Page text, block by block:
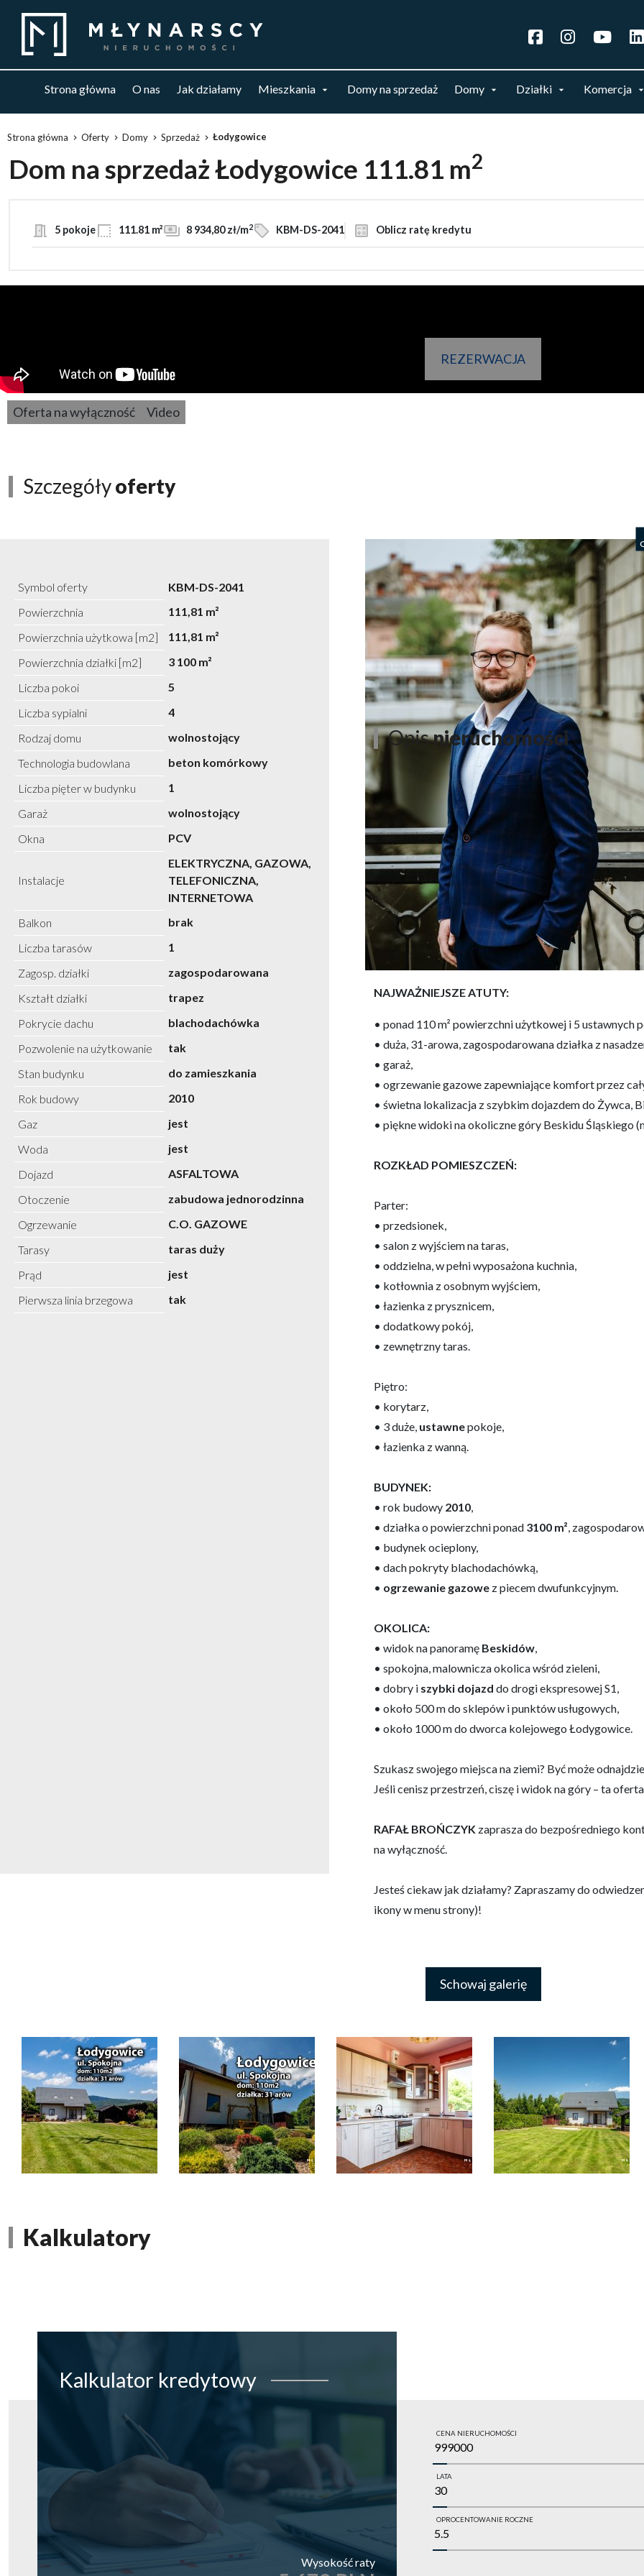
Strona główna O nas Jak działamy Mieszkania Domy na sprzedaż Domy Działki Komercja
Strona główna Oferty Domy Sprzedaż Łodygowice
Dom na sprzedaż Łodygowice 111.81 m2
5 pokoje 111.81 m² 8 934,80 zł/m2 KBM-DS-2041 Oblicz ratę kredytu
Oferta na wyłączność Video
REZERWACJA
Szczegółyoferty
Symbol oferty
KBM-DS-2041
Powierzchnia
111,81 m²
Powierzchnia użytkowa [m2]
111,81 m²
Powierzchnia działki [m2]
3 100 m²
Liczba pokoi
5
Liczba sypialni
4
Rodzaj domu
wolnostojący
Technologia budowlana
beton komórkowy
Liczba pięter w budynku
1
Garaż
wolnostojący
Okna
PCV
Instalacje
ELEKTRYCZNA, GAZOWA,
TELEFONICZNA,
INTERNETOWA
Balkon
brak
Liczba tarasów
1
Zagosp. działki
zagospodarowana
Kształt działki
trapez
Pokrycie dachu
blachodachówka
Pozwolenie na użytkowanie
tak
Stan budynku
do zamieszkania
Rok budowy
2010
Gaz
jest
Woda
jest
Dojazd
ASFALTOWA
Otoczenie
zabudowa jednorodzinna
Ogrzewanie
C.O. GAZOWE
Tarasy
taras duży
Prąd
jest
Pierwsza linia brzegowa
tak
Opisnieruchomości
Dom wolnostojący na dużej działce w Łogygowicach.
Nie przegap! W galerii zdjęć dostępny jest film z tej
Szukasz idealnego kompromisu między przestrzenią
właśnie dla Ciebie. Duża, zielona działka daje Ci
zapewnia komfort na co dzień, a piękne widoki na
sprawiają, że to miejsce spełni oczekiwania nawet
otoczeniu natury – tu możesz zacząć nowy rozdział.
NAJWAŻNIEJSZE ATUTY:
• ponad 110 m² powierzchni użytkowej i 5 ustawnych
• duża, 31-arowa, zagospodarowana działka z
• garaż,
• ogrzewanie gazowe zapewniające komfort przez
• świetna lokalizacja z szybkim dojazdem do Żywca,
• piękne widoki na okoliczne góry Beskidu Śląskiego
ROZKŁAD POMIESZCZEŃ:
Parter:
• przedsionek,
• salon z wyjściem na taras,
• oddzielna, w pełni wyposażona kuchnia,
• kotłownia z osobnym wyjściem,
• łazienka z prysznicem,
• dodatkowy pokój,
• zewnętrzny taras.
Piętro:
• korytarz,
• 3 duże, ustawnepokoje,
• łazienka z wanną.
BUDYNEK:
• rok budowy 2010,
• działka o powierzchni ponad 3100 m²,
• budynek ocieplony,
• dach pokryty blachodachówką,
• ogrzewanie gazowe z piecem dwufunkcyjnym.
OKOLICA:
• widok na panoramę Beskidów,
• spokojna, malownicza okolica wśród zieleni,
• dobry i szybki dojazd do drogi ekspresowej S1,
• około 500 m do sklepów i punktów usługowych,
• około 1000 m do dworca kolejowego Łodygowice.
Szukasz swojego miejsca na ziemi? Być może
Jeśli cenisz przestrzeń, ciszę i widok na góry – ta
RAFAŁ BROŃCZYK zaprasza do bezpośredniego
na wyłączność.
Jesteś ciekaw jak działamy? Zapraszamy do
ikony w menu strony)!
Schowaj galerię
Kalkulatory
Kalkulator kredytowy
Wysokość raty
CENA NIERUCHOMOŚCI
LATA
OPROCENTOWANIE ROCZNE